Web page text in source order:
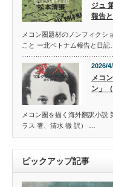
ジュ
報告
メコン圏題材のノンフィクシ
こと ー北ベトナム報告と日記…
2026/
メコ
ン」
メコン圏を描く海外翻訳小説
ラス 著、清水 徹 訳） …
ピックアップ記事